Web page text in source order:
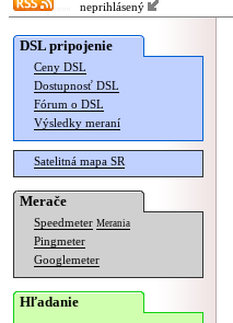
neprihlásený
DSL pripojenie
Ceny DSL
Dostupnosť DSL
Fórum o DSL
Výsledky meraní
Satelitná mapa SR
Merače
Speedmeter Merania
Pingmeter
Googlemeter
Hľadanie